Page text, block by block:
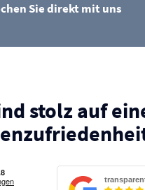
Sie direkt mit uns
stolz auf